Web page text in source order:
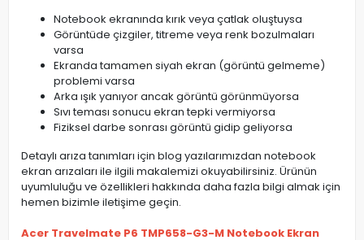
Notebook ekranında kırık veya çatlak oluştuysa
Görüntüde çizgiler, titreme veya renk bozulmaları
varsa
Ekranda tamamen siyah ekran (görüntü gelmeme)
problemi varsa
Arka ışık yanıyor ancak görüntü görünmüyorsa
Sıvı teması sonucu ekran tepki vermiyorsa
Fiziksel darbe sonrası görüntü gidip geliyorsa
Detaylı arıza tanımları için blog yazılarımızdan notebook
ekran arızaları ile ilgili makalemizi okuyabilirsiniz. Ürünün
uyumluluğu ve özellikleri hakkında daha fazla bilgi almak için
hemen bizimle iletişime geçin.
Acer Travelmate P6 TMP658-G3-M Notebook Ekran